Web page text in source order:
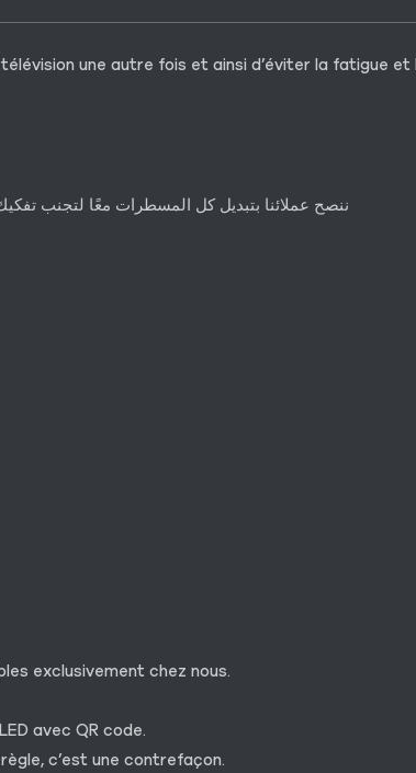
une autre fois et ainsi d’éviter la fatigue
ننصح عملائنا بتبديل كل المسطرات معًا لتجنب
exclusivement chez nous.
avec QR code.
c’est une contrefaçon.